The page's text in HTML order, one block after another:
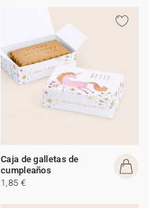
Caja de galletas de
cumpleaños
1,85 €